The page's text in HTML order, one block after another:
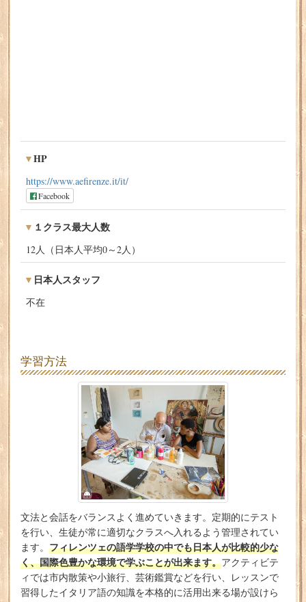
HP
https://www.aefirenze.it/it/
Facebook
１クラス最大人数
12人（日本人平均0～2人）
日本人スタッフ
不在
学習方法
文法と会話をバランスよく進めていきます。定期的にテスト
を行い、生徒が常に適切なクラスへ入れるよう管理されてい
ます。 フィレンツェの語学学校の中でも日本人が比較的少な
く、国際色豊かな環境で学ぶことが出来ます。アクティビテ
ィでは市内散策や小旅行、芸術鑑賞などを行い、レッスンで
習得したイタリア語の知識を本格的に活用出来る場が設けら